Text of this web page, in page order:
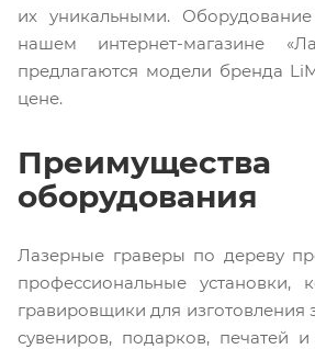
их уникальными.
нашем интернет-магазине
предлагаются модели бренда
цене.
Преимущества
оборудования
Лазерные граверы по дереву
профессиональные установки,
гравировщики для изготовления
сувениров, подарков, печатей